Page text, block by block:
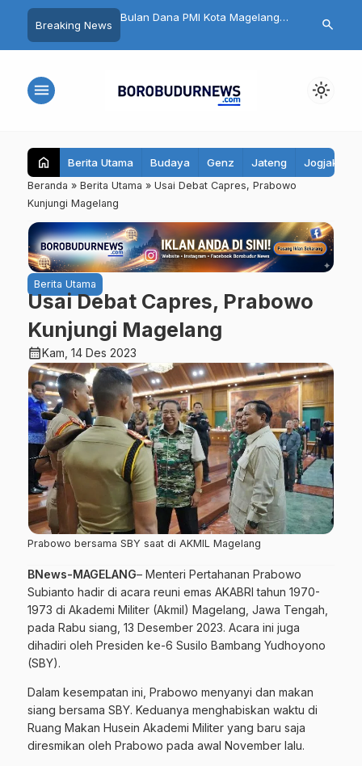
Breaking News
di Magelang Sukses
Pelari
Bulan Dana PMI Kota Magelang
32 Pelajar
search
menu light_mode
home Berita Utama Budaya Genz Jateng Jogjakarta
Beranda » Berita Utama » Usai Debat Capres, Prabowo
Kunjungi Magelang
Berita Utama
Usai Debat Capres, Prabowo
Kunjungi Magelang
calendar_monthKam, 14 Des 2023
Prabowo bersama SBY saat di AKMIL Magelang
BNews-MAGELANG– Menteri Pertahanan Prabowo
Subianto hadir di acara reuni emas AKABRI tahun 1970-
1973 di Akademi Militer (Akmil) Magelang, Jawa Tengah,
pada Rabu siang, 13 Desember 2023. Acara ini juga
dihadiri oleh Presiden ke-6 Susilo Bambang Yudhoyono
(SBY).
Dalam kesempatan ini, Prabowo menyanyi dan makan
siang bersama SBY. Keduanya menghabiskan waktu di
Ruang Makan Husein Akademi Militer yang baru saja
diresmikan oleh Prabowo pada awal November lalu.